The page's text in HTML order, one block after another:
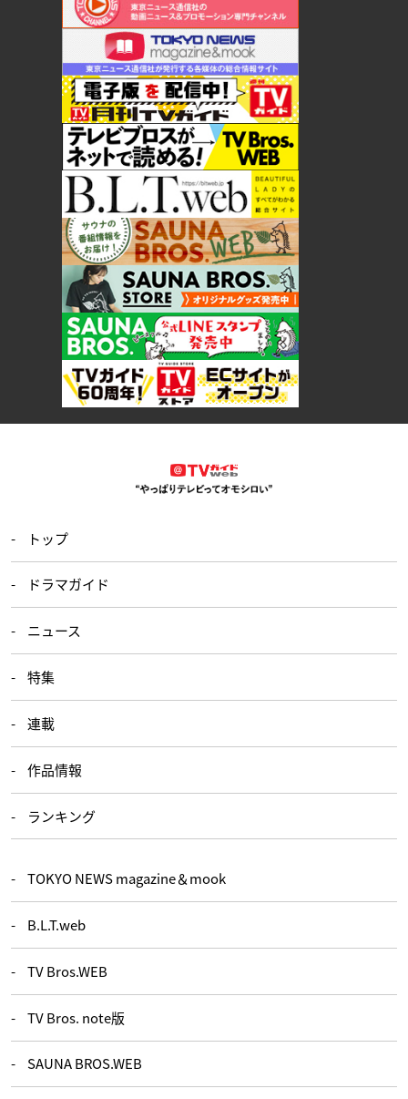
トップ
ドラマガイド
ニュース
特集
連載
作品情報
ランキング
TOKYO NEWS magazine＆mook
B.L.T.web
TV Bros.WEB
TV Bros. note版
SAUNA BROS.WEB